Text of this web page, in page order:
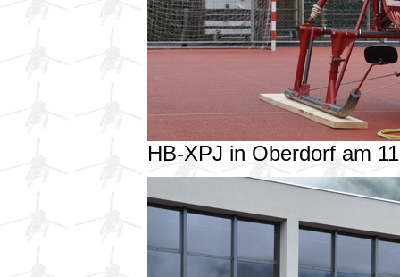
HB-XPJ in Oberdorf am